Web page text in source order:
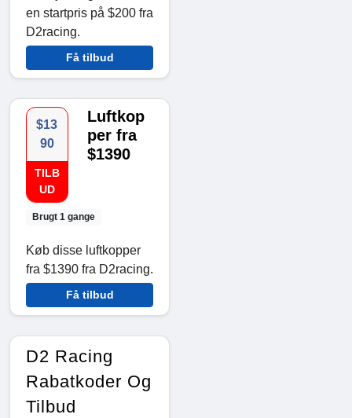
en startpris på $200 fra
D2racing.
Få tilbud
$13
90
TILB
UD
Brugt 1 gange
Luftkop
per fra
$1390
Køb disse luftkopper
fra $1390 fra D2racing.
Få tilbud
D2 Racing
Rabatkoder Og
Tilbud